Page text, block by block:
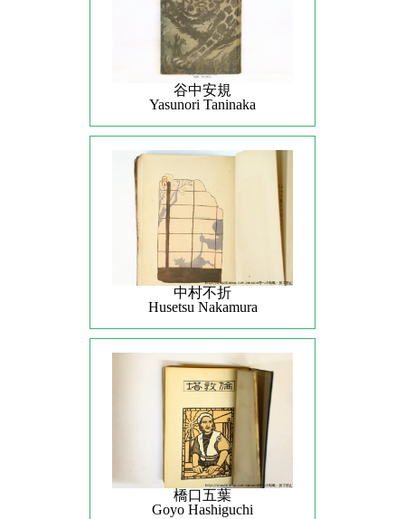
谷中安規
Yasunori Taninaka
中村不折
Husetsu Nakamura
橋口五葉
Goyo Hashiguchi